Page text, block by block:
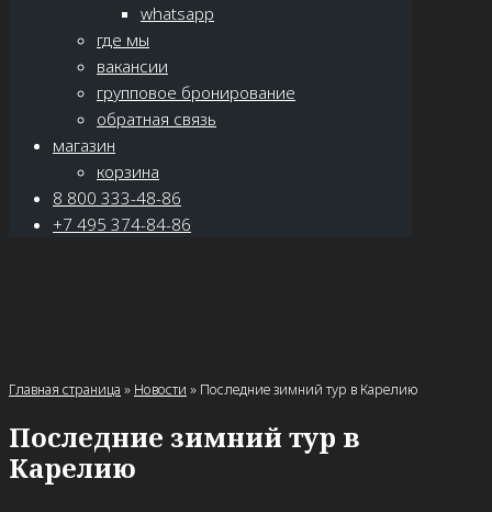
whatsapp
где мы
вакансии
групповое бронирование
обратная связь
магазин
корзина
8 800 333-48-86
+7 495 374-84-86
Главная страница » Новости » Последние зимний тур в Карелию
Последние зимний тур в
Карелию